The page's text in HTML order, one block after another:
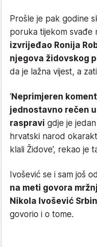
Prošle je pak godine
poruka tijekom svađe
izvrijeđao Ronija
njegova židovskog
da je lažna vijest, a
‘Neprimjeren
jednostavno rečen
raspravi gdje je
hrvatski narod
klali Židove’, rekao je
Ivošević se i sam još
na meti govora
Nikola Ivošević
govorio i o tome.